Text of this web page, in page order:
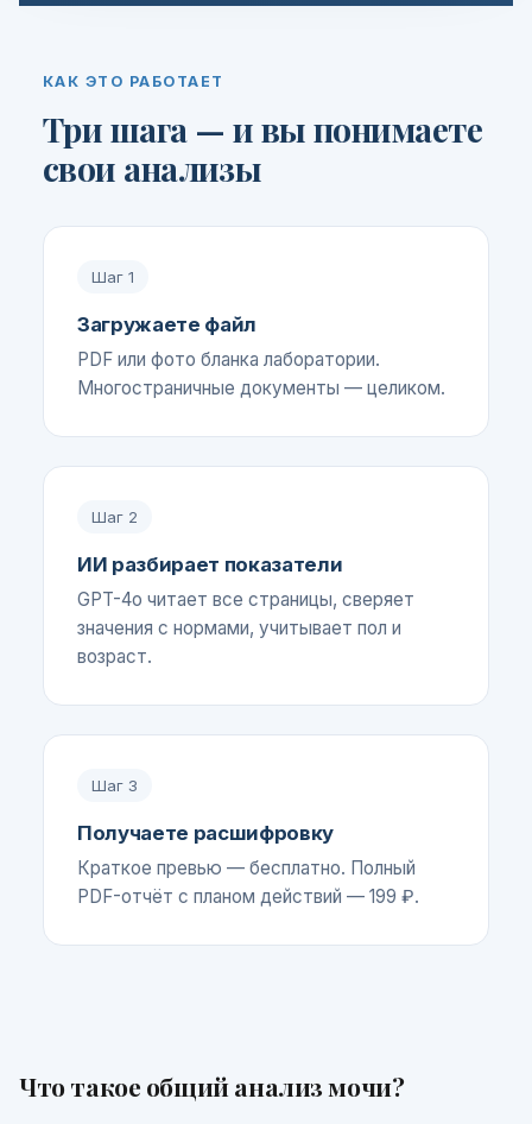
КАК ЭТО РАБОТАЕТ
Три шага — и вы понимаете
свои анализы
Шаг 1
Загружаете файл
PDF или фото бланка лаборатории.
Многостраничные документы — целиком.
Шаг 2
ИИ разбирает показатели
GPT-4o читает все страницы, сверяет
значения с нормами, учитывает пол и
возраст.
Шаг 3
Получаете расшифровку
Краткое превью — бесплатно. Полный
PDF-отчёт с планом действий — 199 ₽.
Что такое общий анализ мочи?